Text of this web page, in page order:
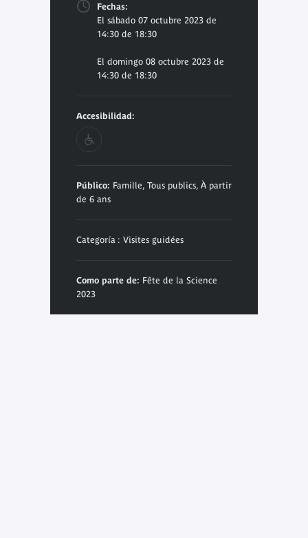
Fechas:
El sábado 07 octubre 2023 de
14:30 de 18:30
El domingo 08 octubre 2023 de
14:30 de 18:30
Accesibilidad:
Público: Famille, Tous publics, À partir
de 6 ans
Categoría : Visites guidées
Como parte de: Fête de la Science
2023